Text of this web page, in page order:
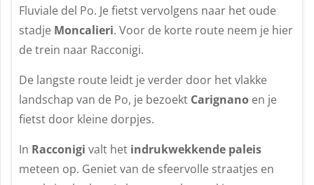
Fluviale del Po. Je fietst vervolgens naar het oude
stadje Moncalieri. Voor de korte route neem je hier
de trein naar Racconigi.
De langste route leidt je verder door het vlakke
landschap van de Po, je bezoekt Carignano en je
fietst door kleine dorpjes.
In Racconigi valt het indrukwekkende paleis
meteen op. Geniet van de sfeervolle straatjes en